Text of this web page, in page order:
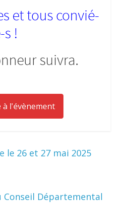
et tous convié-
s !
suivra.
à l'évènement
le 26 et 27 mai 2025
Conseil Départemental